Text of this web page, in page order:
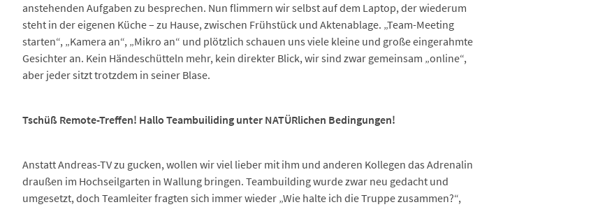
anstehenden Aufgaben zu besprechen. Nun flimmern wir selbst auf dem Laptop, der wiederum
steht in der eigenen Küche – zu Hause, zwischen Frühstück und Aktenablage. „Team-Meeting
starten“, „Kamera an“, „Mikro an“ und plötzlich schauen uns viele kleine und große eingerahmte
Gesichter an. Kein Händeschütteln mehr, kein direkter Blick, wir sind zwar gemeinsam „online“,
aber jeder sitzt trotzdem in seiner Blase.
Tschüß Remote-Treffen! Hallo Teambuiliding unter NATÜRlichen Bedingungen!
Anstatt Andreas-TV zu gucken, wollen wir viel lieber mit ihm und anderen Kollegen das Adrenalin
draußen im Hochseilgarten in Wallung bringen. Teambuilding wurde zwar neu gedacht und
umgesetzt, doch Teamleiter fragten sich immer wieder „Wie halte ich die Truppe zusammen?“,